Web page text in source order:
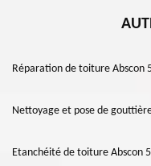
Réparation de toiture Abscon
Nettoyage et pose de
Etanchéité de toiture Abscon